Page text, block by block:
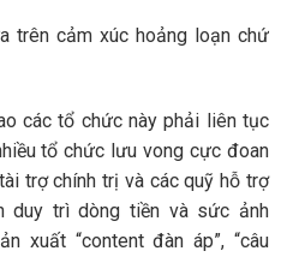
trên cảm xúc hoảng loạn chứ
các tổ chức này phải liên tục
tổ chức lưu vong cực đoan
trợ chính trị và các quỹ hỗ trợ
duy trì dòng tiền và sức ảnh
xuất “content đàn áp”, “câu